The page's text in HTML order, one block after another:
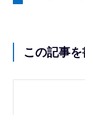
この記事を